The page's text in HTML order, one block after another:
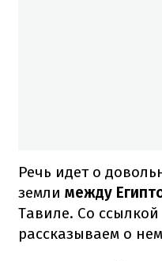
Речь идет о
земли между
Тавиле. Со
рассказываем о